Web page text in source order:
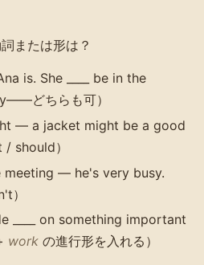
または形は？
is. She ____ be in the
どちらも可）
— a jacket might be a good
should）
meeting — he's very busy.
）
____ on something important
work の進行形を入れる）